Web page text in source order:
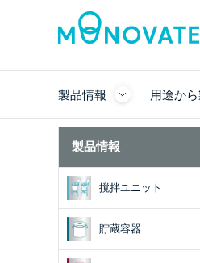
製品情報 用途か
製品情報
撹拌ユニット
貯蔵容器